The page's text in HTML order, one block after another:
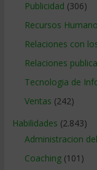
Publicidad (306)
Recursos
Relaciones con
Relaciones
Tecnologia de
Ventas (242)
Habilidades (2.843)
Administracion
Coaching(101)